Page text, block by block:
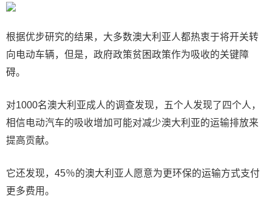
根据优步研究的结果，大多数澳大利亚人都热衷于将开关转
向电动车辆，但是，政府政策贫困政策作为吸收的关键障
碍。
对1000名澳大利亚成人的调查发现，五个人发现了四个人，
相信电动汽车的吸收增加可能对减少澳大利亚的运输排放来
提高贡献。
它还发现，45％的澳大利亚人愿意为更环保的运输方式支付
更多费用。